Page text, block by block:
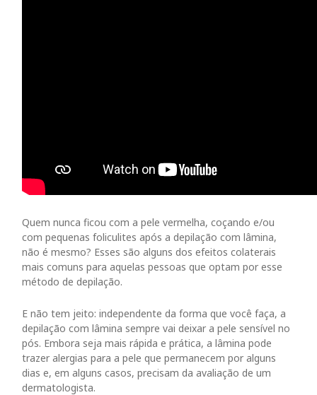
Quem nunca ficou com a pele vermelha, coçando e/ou
com pequenas foliculites após a depilação com lâmina,
não é mesmo? Esses são alguns dos efeitos colaterais
mais comuns para aquelas pessoas que optam por esse
método de depilação.
E não tem jeito: independente da forma que você faça, a
depilação com lâmina sempre vai deixar a pele sensível no
pós. Embora seja mais rápida e prática, a lâmina pode
trazer alergias para a pele que permanecem por alguns
dias e, em alguns casos, precisam da avaliação de um
dermatologista.